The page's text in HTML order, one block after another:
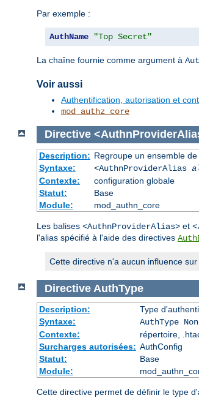
Par exemple :
AuthName "Top Secret"
La chaîne fournie comme argument à
Voir aussi
Authentification, autorisation et
mod_authz_core
Directive
Description: Regroupe un ensemble
Syntaxe:
<AuthnProviderAlias
Contexte:
configuration globale
Statut:
Base
Module:
mod_authn_core
Les balises <AuthnProviderAlias> et
l'alias spécifié à l'aide des directives
Cette directive n'a aucun influence
Directive AuthType
Description:
Type
Syntaxe:
AuthType
Contexte:
répertoire,
Surcharges autorisées: AuthConfig
Statut:
Base
Module:
Cette directive permet de définir le type